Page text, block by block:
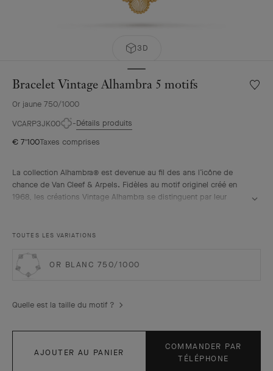
3D
Bracelet Vintage Alhambra 5 motifs
Or jaune 750/1000
Liste
VCARP3JK00
Détails produits
€ 7'100Taxes comprises
La collection Alhambra® est devenue au fil des ans l’icône de
chance de Van Cleef & Arpels. Fidèles au motif originel créé en
1968, les créations Vintage Alhambra se distinguent par leur
perles d’or et mettent en avant une large proposition de matières.
Bracelet Vintage Alhambra 5 motifs, or jaune guilloché.
TOUTES LES VARIATIONS
OR BLANC 750/1000
Quelle est la taille du motif ?
AJOUTER AU PANIER
COMMANDER PAR
TÉLÉPHONE